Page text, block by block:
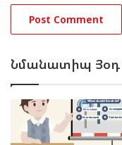
Նմանատիպ